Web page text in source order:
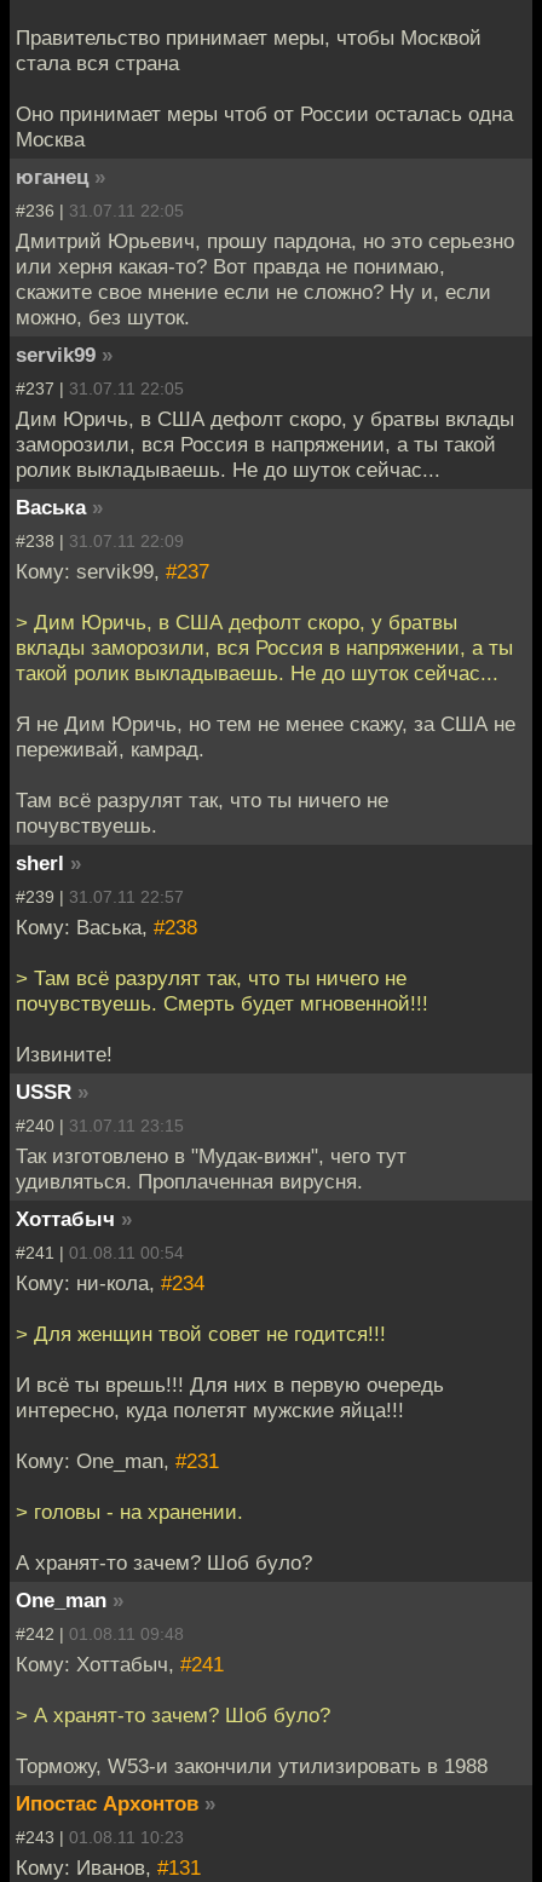
Правительство принимает меры, чтобы Москвой
стала вся страна
Оно принимает меры чтоб от России осталась одна
Москва
юганец »
#236 | 31.07.11 22:05
Дмитрий Юрьевич, прошу пардона, но это серьезно
или херня какая-то? Вот правда не понимаю,
скажите свое мнение если не сложно? Ну и, если
можно, без шуток.
servik99 »
#237 | 31.07.11 22:05
Дим Юричь, в США дефолт скоро, у братвы вклады
заморозили, вся Россия в напряжении, а ты такой
ролик выкладываешь. Не до шуток сейчас...
Васька »
#238 | 31.07.11 22:09
Кому: servik99, #237
> Дим Юричь, в США дефолт скоро, у братвы
вклады заморозили, вся Россия в напряжении, а ты
такой ролик выкладываешь. Не до шуток сейчас...
Я не Дим Юричь, но тем не менее скажу, за США не
переживай, камрад.
Там всё разрулят так, что ты ничего не
почувствуешь.
sherl »
#239 | 31.07.11 22:57
Кому: Васька, #238
> Там всё разрулят так, что ты ничего не
почувствуешь. Смерть будет мгновенной!!!
Извините!
USSR »
#240 | 31.07.11 23:15
Так изготовлено в "Мудак-вижн", чего тут
удивляться. Проплаченная вирусня.
Хоттабыч »
#241 | 01.08.11 00:54
Кому: ни-кола, #234
> Для женщин твой совет не годится!!!
И всё ты врешь!!! Для них в первую очередь
интересно, куда полетят мужские яйца!!!
Кому: One_man, #231
> головы - на хранении.
А хранят-то зачем? Шоб було?
One_man »
#242 | 01.08.11 09:48
Кому: Хоттабыч, #241
> А хранят-то зачем? Шоб було?
Торможу, W53-и закончили утилизировать в 1988
Ипостас Архонтов »
#243 | 01.08.11 10:23
Кому: Иванов, #131